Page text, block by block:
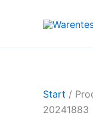
Start /
20241883